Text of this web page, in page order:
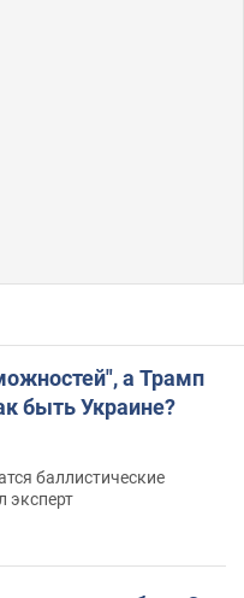
а Трамп
быть Украине?
баллистические
эксперт